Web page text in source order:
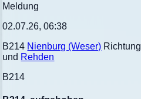
Meldung
02.07.26, 06:38
B214 Nienburg (Weser) Richtung
und Rehden
B214